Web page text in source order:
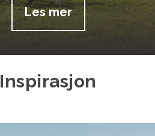
Les mer
Inspirasjon